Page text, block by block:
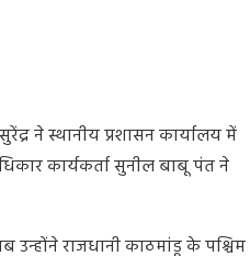
ने स्थानीय प्रशासन कार्यालय में
कार्यकर्ता सुनील बाबू पंत ने
राजधानी काठमांडू के पश्चिम